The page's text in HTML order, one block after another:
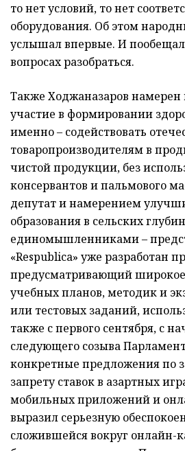
то нет условий, то нет
оборудования. Об этом
услышал впервые. И
вопросах разобраться.
Также Ходжаназаров намерен
участие в формировании
именно – содействовать
товаропроизводителям в
чистой продукции, без
консервантов и пальмового
депутат и намерением
образования в сельских
единомышленниками –
«Respublica» уже разработан
предусматривающий широкое
учебных планов, методик и
или тестовых заданий,
также с первого сентября, с
следующего созыва
конкретные предложения по
запрету ставок в азартных
мобильных приложений и
выразил серьезную
сложившейся вокруг онлайн-